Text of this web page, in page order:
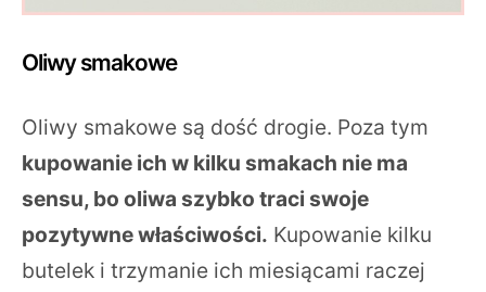
Oliwy smakowe
Oliwy smakowe są dość drogie. Poza tym
kupowanie ich w kilku smakach nie ma
sensu, bo oliwa szybko traci swoje
pozytywne właściwości. Kupowanie kilku
butelek i trzymanie ich miesiącami raczej